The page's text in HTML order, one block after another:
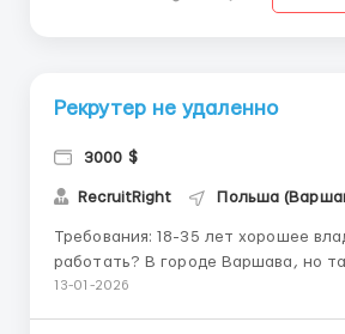
Рекрутер не удаленно
3000 $
RecruitRight Польша
Требования: 18-35 лет хорошее владение ПК Где
работать? В городе Варшава, но так же вакансии
есть в Гданьске и Кракове Суть работы: Вашей
13-01-2026